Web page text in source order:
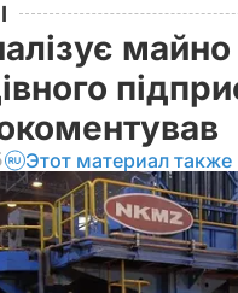
Этот материал